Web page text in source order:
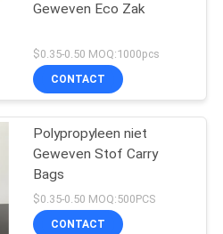
Geweven Eco Zak
$0.35-0.50 MOQ:1000pcs
CONTACT
Polypropyleen niet
Geweven Stof Carry
Bags
$0.35-0.50 MOQ:500PCS
CONTACT